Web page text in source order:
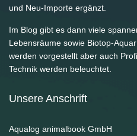
und Neu-Importe ergänzt.
Im Blog gibt es dann viele
Lebensräume sowie Biotop-
werden vorgestellt aber auch
Technik werden beleuchtet.
Unsere Anschrift
Aqualog animalbook GmbH